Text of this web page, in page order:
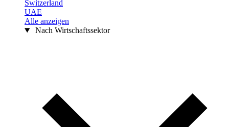
Switzerland
UAE
Alle anzeigen
Nach Wirtschaftssektor